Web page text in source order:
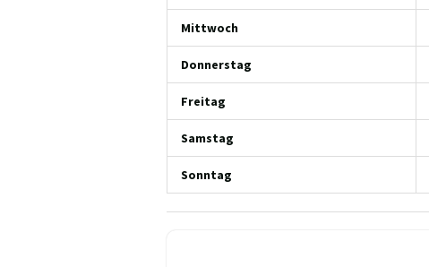
Mittwoch
Donnerstag
Freitag
Samstag
Sonntag